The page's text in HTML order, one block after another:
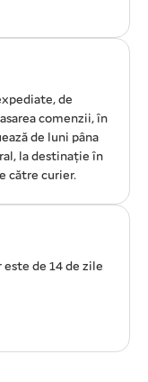
de
comenzii, în
de luni pâna
la destinație în
către curier.
de 14 de zile